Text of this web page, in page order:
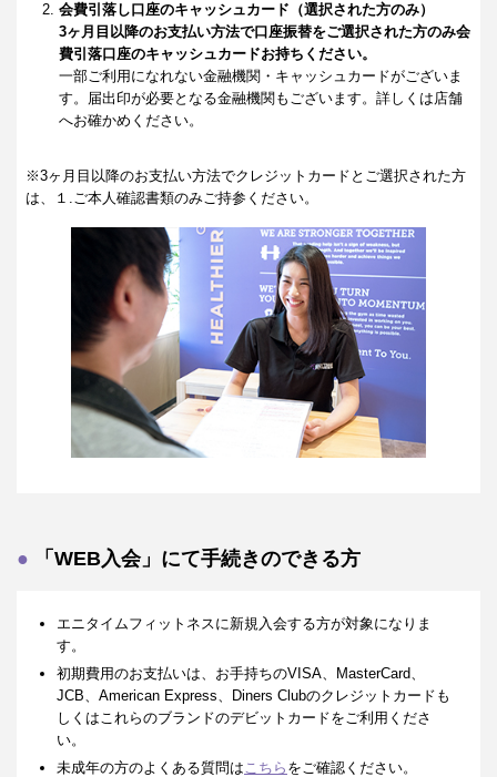
会費引落し口座のキャッシュカード（選択された方のみ）
3ヶ月目以降のお支払い方法で口座振替をご選択された方のみ会
費引落口座のキャッシュカードお持ちください。
一部ご利用になれない金融機関・キャッシュカードがございま
す。届出印が必要となる金融機関もございます。詳しくは店舗
へお確かめください。
※3ヶ月目以降のお支払い方法でクレジットカードとご選択された方
は、１.ご本人確認書類のみご持参ください。
「WEB入会」にて手続きのできる方
エニタイムフィットネスに新規入会する方が対象になりま
す。
初期費用のお支払いは、お手持ちのVISA、MasterCard、
JCB、American Express、Diners Clubのクレジットカードも
しくはこれらのブランドのデビットカードをご利用くださ
い。
未成年の方のよくある質問はこちら をご確認ください。